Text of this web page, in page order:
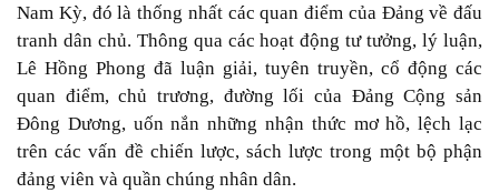
Nam Kỳ, đó là thống nhất các quan điểm của Đảng về đấu
tranh dân chủ. Thông qua các hoạt động tư tưởng, lý luận,
Lê Hồng Phong đã luận giải, tuyên truyền, cổ động các
quan điểm, chủ trương, đường lối của Đảng Cộng sản
Đông Dương, uốn nắn những nhận thức mơ hồ, lệch lạc
trên các vấn đề chiến lược, sách lược trong một bộ phận
đảng viên và quần chúng nhân dân.